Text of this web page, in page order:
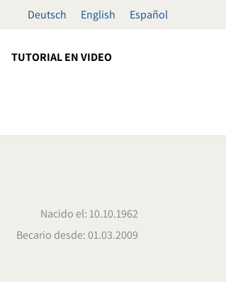
Deutsch English Español
TUTORIAL EN VIDEO
Nacido el: 10.10.1962
Becario desde: 01.03.2009